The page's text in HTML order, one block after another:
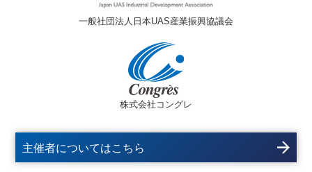
一般社団法人日本UAS産業振興協議会
株式会社コングレ
主催者についてはこちら